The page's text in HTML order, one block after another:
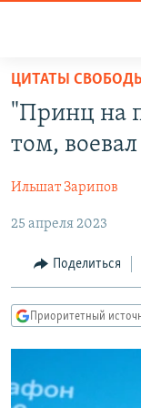
доступа
основному
Вернутся
главной
навигации
Вернутся
ПРОГРАММЫ
ПОДКАСТЫ
ЦИТАТЫ
МНЕНИЯ
КУЛЬТУРА
IDEL.РЕАЛИИ
КАВКАЗ.РЕАЛИИ
СИБИРЬ.РЕАЛИИ
ЦИТАТЫ
"Принц на
том,
Ильшат Зарипов
25 апреля 2023
Поделиться
Приоритетный